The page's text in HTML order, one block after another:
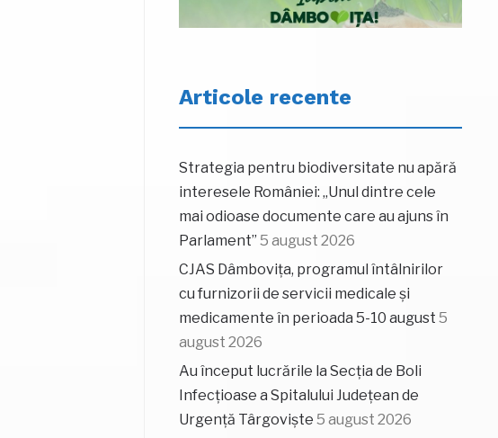
Articole recente
Strategia pentru biodiversitate nu apără
interesele României: „Unul dintre cele
mai odioase documente care au ajuns în
Parlament” 5 august 2026
CJAS Dâmbovița, programul întâlnirilor
cu furnizorii de servicii medicale și
medicamente în perioada 5-10 august 5
august 2026
Au început lucrările la Secția de Boli
Infecțioase a Spitalului Județean de
Urgență Târgoviște 5 august 2026